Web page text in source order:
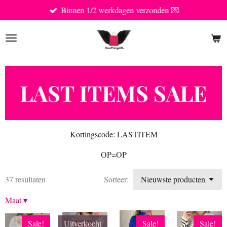
direct
naar
Binnen 1/2 werkdagen verzonden 💌
Kortingscode: LASTITEM
OP=OP
37 resultaten
Sorteer:
Maat▾
Sale! Uitverkocht Sale! Sale!